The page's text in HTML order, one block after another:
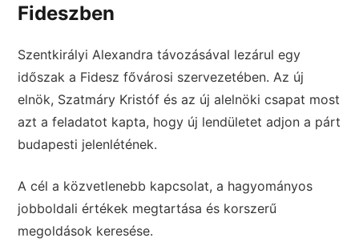
Fideszben
Szentkirályi Alexandra távozásával lezárul egy
időszak a Fidesz fővárosi szervezetében. Az új
elnök, Szatmáry Kristóf és az új alelnöki csapat most
azt a feladatot kapta, hogy új lendületet adjon a párt
budapesti jelenlétének.
A cél a közvetlenebb kapcsolat, a hagyományos
jobboldali értékek megtartása és korszerű
megoldások keresése.